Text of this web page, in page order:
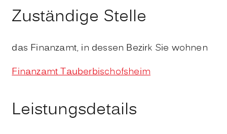
Zuständige Stelle
das Finanzamt, in dessen Bezirk Sie wohnen
Finanzamt Tauberbischofsheim
Leistungsdetails